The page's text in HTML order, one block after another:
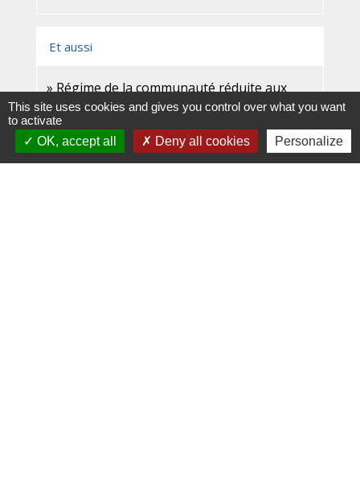
Et aussi
Régime de la communauté réduite aux
acquêts
Famille - Scolarité
Contrat de mariage
Famille - Scolarité
This site uses cookies and gives you control over what you want
to activate
OK, accept all
Deny all cookies Personalize